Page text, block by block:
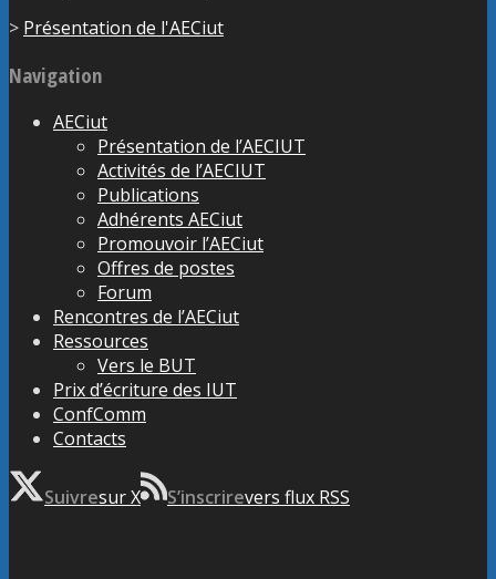
> Présentation de l'AECiut
Navigation
AECiut
Présentation de l’AECIUT
Activités de l’AECIUT
Publications
Adhérents AECiut
Promouvoir l’AECiut
Offres de postes
Forum
Rencontres de l’AECiut
Ressources
Vers le BUT
Prix d’écriture des IUT
ConfComm
Contacts
Suivresur X S’inscrirevers flux RSS